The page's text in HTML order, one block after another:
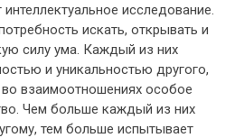
исследование.
искать, открывать и
силу ума. Каждый из них
и уникальностью другого,
взаимоотношениях особое
Чем больше каждый из них
тем больше испытывает